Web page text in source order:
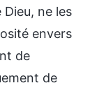
ne les
envers
de
de